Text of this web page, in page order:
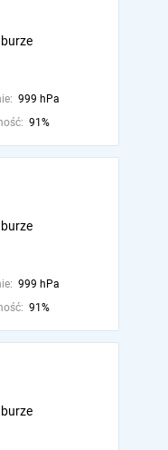
999 hPa
91%
999 hPa
91%